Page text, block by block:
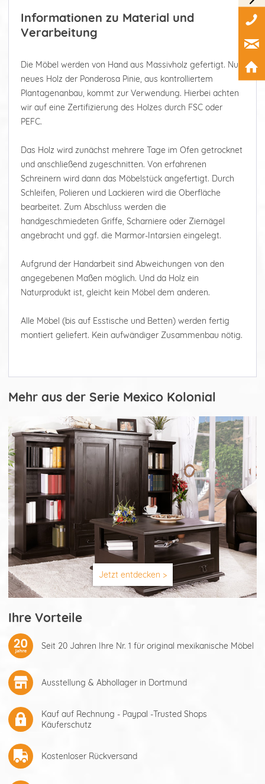
Informationen zu Material und
Verarbeitung
Die Möbel werden von Hand aus Massivholz gefertigt. Nur
neues Holz der Ponderosa Pinie, aus kontrolliertem
Plantagenanbau, kommt zur Verwendung. Hierbei achten
wir auf eine Zertifizierung des Holzes durch FSC oder
PEFC.
Das Holz wird zunächst mehrere Tage im Ofen getrocknet
und anschließend zugeschnitten. Von erfahrenen
Schreinern wird dann das Möbelstück angefertigt. Durch
Schleifen, Polieren und Lackieren wird die Oberfläche
bearbeitet. Zum Abschluss werden die
handgeschmiedeten Griffe, Scharniere oder Ziernägel
angebracht und ggf. die Marmor-Intarsien eingelegt.
Aufgrund der Handarbeit sind Abweichungen von den
angegebenen Maßen möglich. Und da Holz ein
Naturprodukt ist, gleicht kein Möbel dem anderen.
Alle Möbel (bis auf Esstische und Betten) werden fertig
montiert geliefert. Kein aufwändiger Zusammenbau nötig.
Mehr aus der Serie Mexico Kolonial
Jetzt entdecken >
Ihre Vorteile
Seit 20 Jahren Ihre Nr. 1 für original mexikanische Möbel
Ausstellung & Abhollager in Dortmund
Kauf auf Rechnung - Paypal -Trusted Shops
Käuferschutz
Kostenloser Rückversand